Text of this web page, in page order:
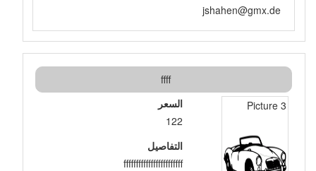
jshahen@gmx.de
ffff
3 Picture
السعر
122
التفاصيل
ffffffffffffffffffffffff